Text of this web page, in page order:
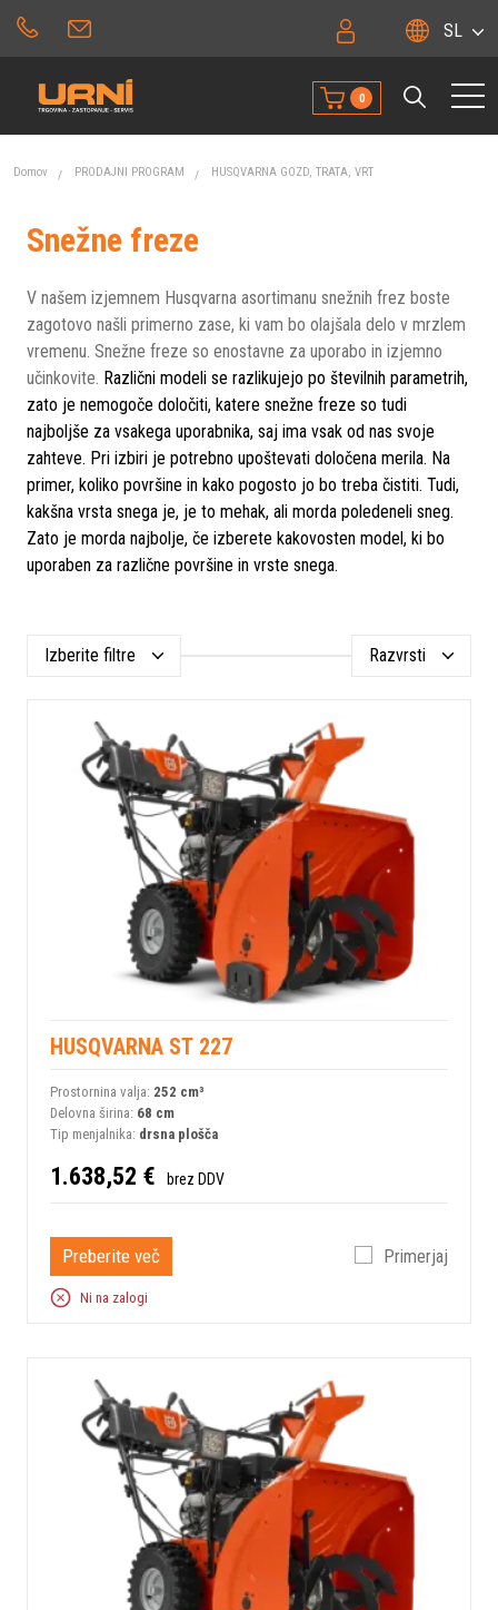
SL
0
Domov PRODAJNI PROGRAM HUSQVARNA GOZD, TRATA, VRT
Snežne freze
V našem izjemnem Husqvarna asortimanu snežnih frez boste
zagotovo našli primerno zase, ki vam bo olajšala delo v mrzlem
vremenu. Snežne freze so enostavne za uporabo in izjemno
učinkovite. Različni modeli se razlikujejo po številnih parametrih,
zato je nemogoče določiti, katere snežne freze so tudi
najboljše za vsakega uporabnika, saj ima vsak od nas svoje
zahteve. Pri izbiri je potrebno upoštevati določena merila. Na
primer, koliko površine in kako pogosto jo bo treba čistiti. Tudi,
kakšna vrsta snega je, je to mehak, ali morda poledeneli sneg.
Zato je morda najbolje, če izberete kakovosten model, ki bo
uporaben za različne površine in vrste snega.
Izberite filtre Razvrsti
HUSQVARNA ST 227
Prostornina valja: 252 сm³
Delovna širina: 68 cm
Tip menjalnika: drsna plošča
1.638,52 € brez DDV
Preberite več Primerjaj
Ni na zalogi